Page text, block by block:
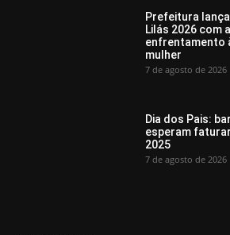
Prefeitura
Lilás 2026 com
enfrentamento
mulher
7 de agosto de 2026
Dia dos Pais:
esperam
2025
7 de agosto de 2026